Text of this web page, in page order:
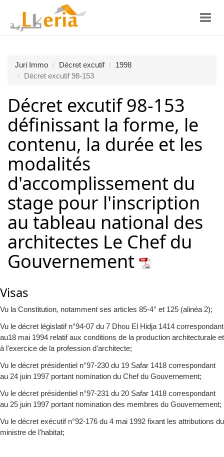
Juri Immo Décret excutif
1998
Décret excutif 98-153
Décret excutif 98-153
définissant la forme, le
contenu, la durée et les
modalités
d'accomplissement du
stage pour l'inscription
au tableau national des
architectes Le Chef du
Gouvernement
Visas
Vu la Constitution, notamment ses articles 85-4° et 125 (alinéa 2);
Vu le décret législatif n°94-07 du 7 Dhou El Hidja 1414 correspondant
au18 mai 1994 relatif aux conditions de la production architecturale et
à l'exercice de la profession d'architecte;
Vu le décret présidentiel n°97-230 du 19 Safar 1418 correspondant
au 24 juin 1997 portant nomination du Chef du Gouvernement;
Vu le décret présidentiel n°97-231 du 20 Safar 1418 correspondant
au 25 juin 1997 portant nomination des membres du Gouvernement;
Vu le décret exécutif n°92-176 du 4 mai 1992 fixant les attributions du
ministre de l'habitat;